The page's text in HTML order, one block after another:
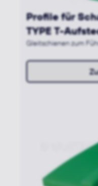
Profile für
TYPE T-
Gleitschienen zum